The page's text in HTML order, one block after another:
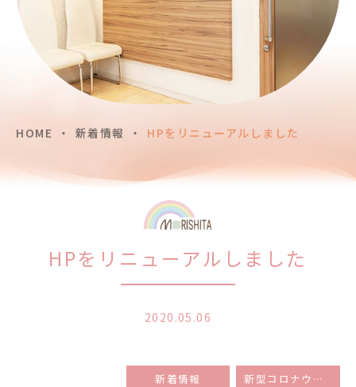
HOME > 新着情報 > HPをリニューアルしました
HPをリニューアルしました
2020.05.06
新着情報 新型コロナウイルス感染対策の強化について